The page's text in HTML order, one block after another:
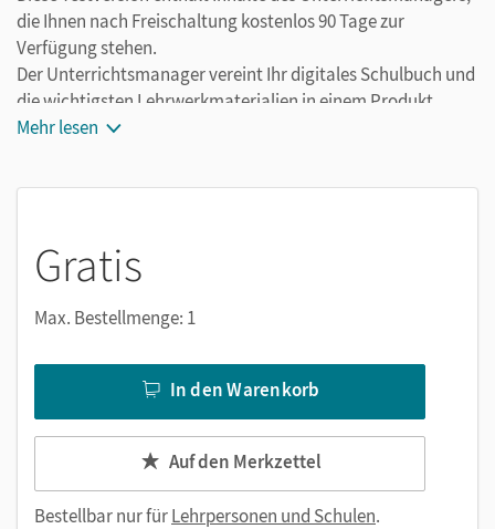
die Ihnen nach Freischaltung kostenlos 90 Tage zur
Verfügung stehen.
Der Unterrichtsmanager vereint Ihr digitales Schulbuch und
die wichtigsten Lehrwerkmaterialien in einem Produkt.
Ergänzt um hilfreiche Planungstools, vereinfacht er Ihre
Mehr lesen
Gratis
Max. Bestellmenge: 1
In den Warenkorb
Auf den Merkzettel
Bestellbar nur fürLehrpersonen und Schulen.